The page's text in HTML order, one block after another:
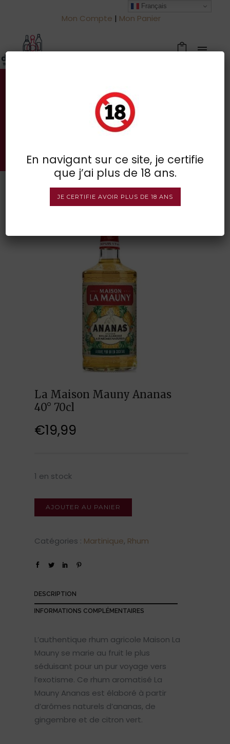
Mon Compte | Mon Panier
Votre spécialiste des vins à
BOUTIQUE EN LIGNE
La Maison Mauny Ananas
40° 70cl
€19,99
1 en stock
AJOUTER AU PANIER
Catégories : Martinique, Rhum
DESCRIPTION
INFORMATIONS COMPLÉMENTAIRES
L’authentique rhum agricole Maison La
Mauny se marie au fruit le plus
séduisant pour un pur voyage vers
l’exotisme. Ce rhum aromatisé La
Mauny Ananas est élaboré à partir
d’arômes naturels d’ananas, de
gingembre et de citron vert.
Français
En navigant sur ce site, je certifie
que j’ai plus de 18 ans.
JE CERTIFIE AVOIR PLUS DE 18 ANS